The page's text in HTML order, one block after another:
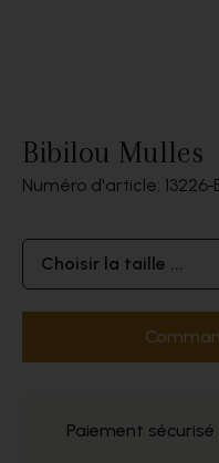
Bibilou Mulles
Numéro d'article: 13226
Choisir la taille ...
Paiement